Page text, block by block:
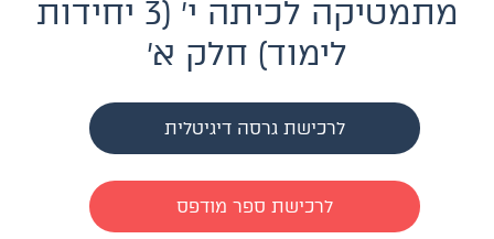
מתמטיקה לכיתה י׳ (3 יחידות
לימוד) חלק א׳
לרכישת גרסה דיגיטלית
לרכישת ספר מודפס